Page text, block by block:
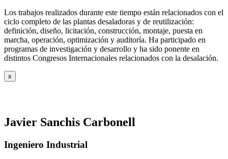
Los trabajos realizados durante este tiempo están relacionados con el
ciclo completo de las plantas desaladoras y de reutilización:
definición, diseño, licitación, construcción, montaje, puesta en
marcha, operación, optimización y auditoría. Ha participado en
programas de investigación y desarrollo y ha sido ponente en
distintos Congresos Internacionales relacionados con la desalación.
x
Javier Sanchis Carbonell
Ingeniero Industrial